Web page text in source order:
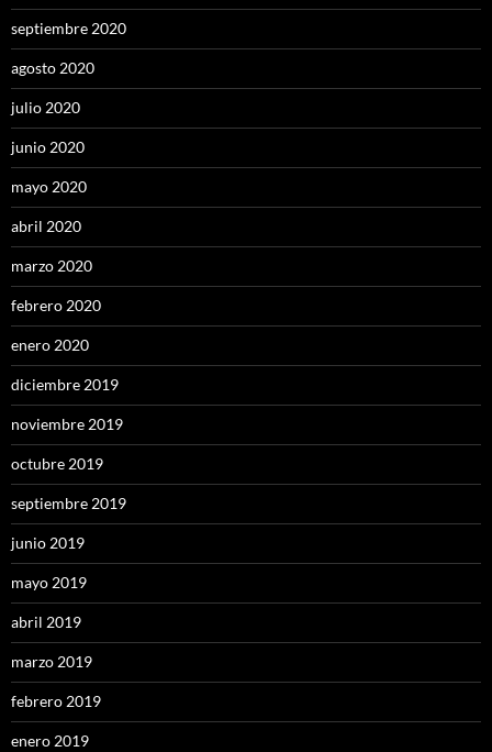
septiembre 2020
agosto 2020
julio 2020
junio 2020
mayo 2020
abril 2020
marzo 2020
febrero 2020
enero 2020
diciembre 2019
noviembre 2019
octubre 2019
septiembre 2019
junio 2019
mayo 2019
abril 2019
marzo 2019
febrero 2019
enero 2019